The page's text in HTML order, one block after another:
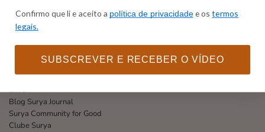
SURYA CRISTAIS
Livro
Blog Surya Journal
Surya Community for Good
Clube Surya
Confirmo que li e aceito a política de privacidade e ostermos
legais.
SUBSCREVER E RECEBER O VÍDEO